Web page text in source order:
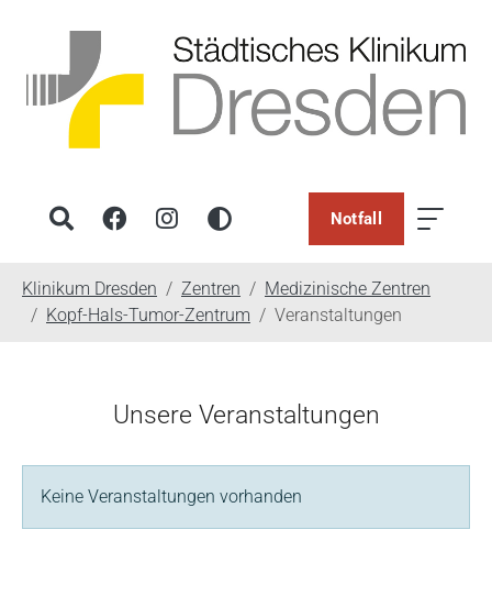
Notfall
Klinikum Dresden Zentren
Medizinische Zentren
Kopf-Hals-Tumor-Zentrum
Veranstaltungen
Unsere Veranstaltungen
Keine Veranstaltungen vorhanden